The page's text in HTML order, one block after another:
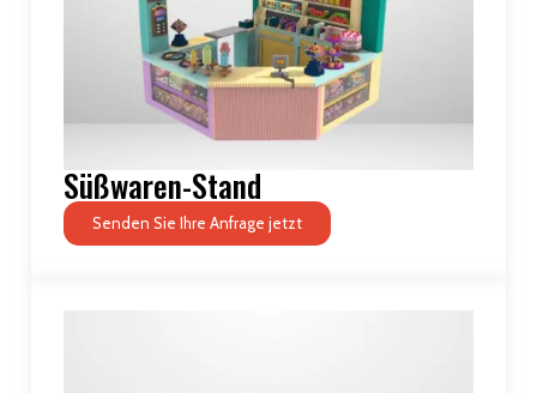
Süßwaren-Stand
Senden Sie Ihre Anfrage jetzt